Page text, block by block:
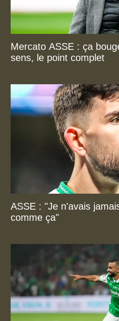
Mercato ASSE : ça
sens, le point complet
ASSE : "Je n'avais
comme ça"